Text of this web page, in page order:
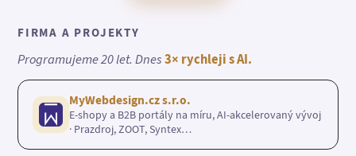
FIRMA A PROJEKTY
Programujeme 20 let. Dnes3× rychleji s AI.
MyWebdesign.cz s.r.o.
E-shopy a B2B portály na míru, AI-akcelerovaný vývoj
· Prazdroj, ZOOT, Syntex…